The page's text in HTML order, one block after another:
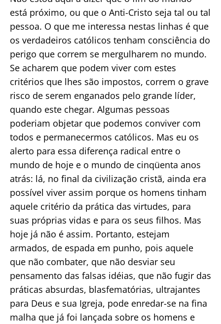
está próximo, ou que o Anti-Cristo seja tal ou tal
pessoa. O que me interessa nestas linhas é que
os verdadeiros católicos tenham consciência do
perigo que correm se mergulharem no mundo.
Se acharem que podem viver com estes
critérios que lhes são impostos, correm o grave
risco de serem enganados pelo grande líder,
quando este chegar. Algumas pessoas
poderiam objetar que podemos conviver com
todos e permanecermos católicos. Mas eu os
alerto para essa diferença radical entre o
mundo de hoje e o mundo de cinqüenta anos
atrás: lá, no final da civilização cristã, ainda era
possível viver assim porque os homens tinham
aquele critério da prática das virtudes, para
suas próprias vidas e para os seus filhos. Mas
hoje já não é assim. Portanto, estejam
armados, de espada em punho, pois aquele
que não combater, que não desviar seu
pensamento das falsas idéias, que não fugir das
práticas absurdas, blasfematórias, ultrajantes
para Deus e sua Igreja, pode enredar-se na fina
malha que já foi lançada sobre os homens e